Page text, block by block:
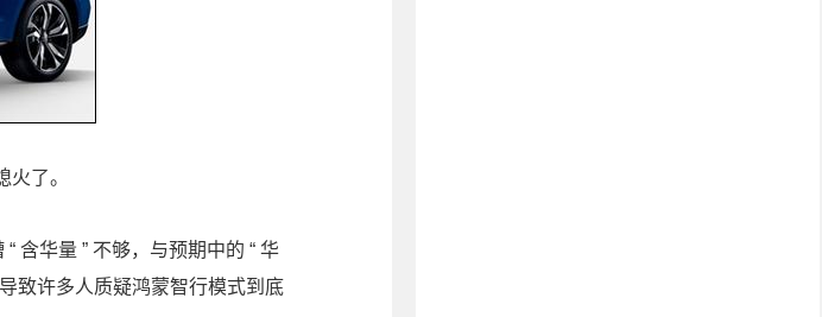
了。
含华量 ” 不够，与预期中的 “ 华
致许多人质疑鸿蒙智行模式到底